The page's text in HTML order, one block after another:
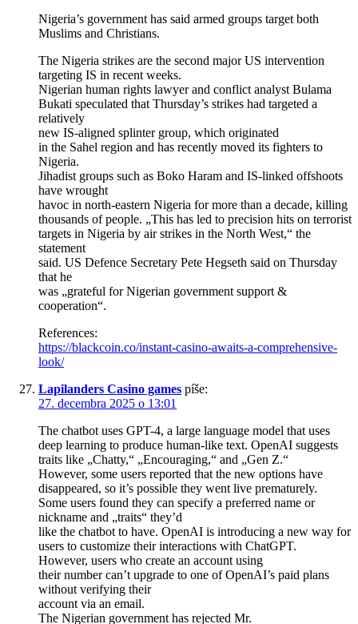
Nigeria’s government has said armed groups target both
Muslims and Christians.
The Nigeria strikes are the second major US intervention
targeting IS in recent weeks.
Nigerian human rights lawyer and conflict analyst Bulama
Bukati speculated that Thursday’s strikes had targeted a
relatively
new IS-aligned splinter group, which originated
in the Sahel region and has recently moved its fighters to
Nigeria.
Jihadist groups such as Boko Haram and IS-linked offshoots
have wrought
havoc in north-eastern Nigeria for more than a decade, killing
thousands of people. „This has led to precision hits on terrorist
targets in Nigeria by air strikes in the North West,“ the
statement
said. US Defence Secretary Pete Hegseth said on Thursday
that he
was „grateful for Nigerian government support &
cooperation“.
References:
https://blackcoin.co/instant-casino-awaits-a-comprehensive-
look/
Lapilanders Casino games píše:
27. decembra 2025 o 13:01
The chatbot uses GPT-4, a large language model that uses
deep learning to produce human-like text. OpenAI suggests
traits like „Chatty,“ „Encouraging,“ and „Gen Z.“
However, some users reported that the new options have
disappeared, so it’s possible they went live prematurely.
Some users found they can specify a preferred name or
nickname and „traits“ they’d
like the chatbot to have. OpenAI is introducing a new way for
users to customize their interactions with ChatGPT.
However, users who create an account using
their number can’t upgrade to one of OpenAI’s paid plans
without verifying their
account via an email.
The Nigerian government has rejected Mr.